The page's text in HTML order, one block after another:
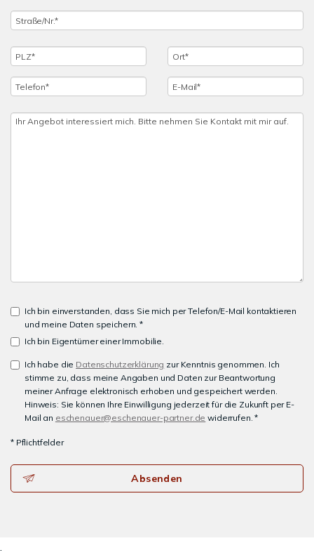
Ich bin einverstanden, dass Sie mich per Telefon/E-Mail kontaktieren
und meine Daten speichern. *
Ich bin Eigentümer einer Immobilie.
Ich habe die Datenschutzerklärung zur Kenntnis genommen. Ich
stimme zu, dass meine Angaben und Daten zur Beantwortung
meiner Anfrage elektronisch erhoben und gespeichert werden.
Hinweis: Sie können Ihre Einwilligung jederzeit für die Zukunft per E-
Mail an eschenauer@eschenauer-partner.de widerrufen. *
* Pflichtfelder
Absenden
.